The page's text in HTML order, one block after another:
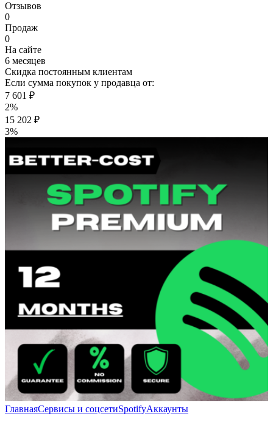
Отзывов
0
Продаж
0
На сайте
6 месяцев
Скидка постоянным клиентам
Если сумма покупок у продавца от:
7 601 ₽
2%
15 202 ₽
3%
ГлавнаяСервисы и соцсетиSpotifyАккаунты